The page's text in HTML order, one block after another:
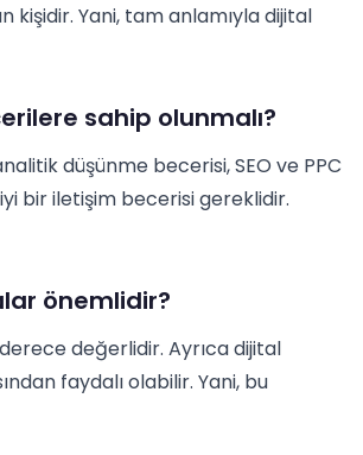
Yani, tam anlamıyla dijital
sahip olunmalı?
düşünme becerisi, SEO ve PPC
bir iletişim becerisi gereklidir.
önemlidir?
değerlidir. Ayrıca dijital
faydalı olabilir. Yani, bu